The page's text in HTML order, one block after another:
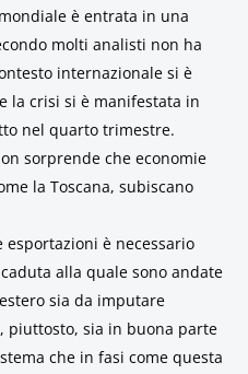
è entrata in una
molti analisti non ha
internazionale si è
la crisi si è manifestata in
nel quarto trimestre.
sorprende che economie
la Toscana, subiscano
è necessario
alla quale sono andate
sia da imputare
piuttosto, sia in buona parte
che in fasi come questa